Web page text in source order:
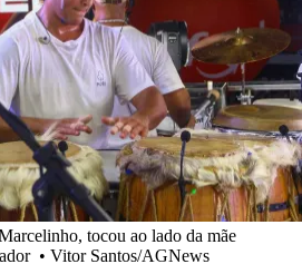
tocou ao lado da mãe
• Vitor Santos/AGNews